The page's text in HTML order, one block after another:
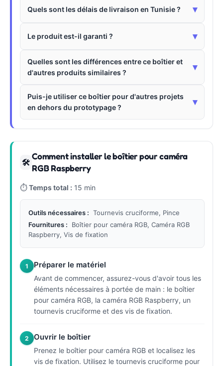
Quels sont les délais de livraison en Tunisie ? ▾
Le produit est-il garanti ? ▾
Quelles sont les différences entre ce boîtier et
d'autres produits similaires ?
▾
Puis-je utiliser ce boîtier pour d'autres projets
en dehors du prototypage ?
▾
🛠
Comment installer le boîtier pour caméra
RGB Raspberry
⏱Temps total : 15 min
Outils nécessaires : Tournevis cruciforme, Pince
Fournitures :
Boîtier pour caméra RGB, Caméra RGB
Raspberry, Vis de fixation
1 Préparer le matériel
Avant de commencer, assurez-vous d'avoir tous les
éléments nécessaires à portée de main : le boîtier
pour caméra RGB, la caméra RGB Raspberry, un
tournevis cruciforme et des vis de fixation.
2 Ouvrir le boîtier
Prenez le boîtier pour caméra RGB et localisez les
vis de fixation. Utilisez le tournevis cruciforme pour